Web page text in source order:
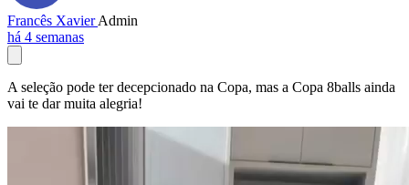
Francês XavierAdmin
há 4 semanas
A seleção pode ter decepcionado na Copa, mas a Copa 8balls ainda
vai te dar muita alegria!